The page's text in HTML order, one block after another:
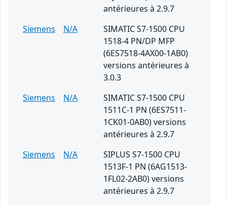
antérieures à 2.9.7
Siemens
N/A
SIMATIC S7-1500 CPU
1518-4 PN/DP MFP
(6ES7518-4AX00-1AB0)
versions antérieures à
3.0.3
Siemens
N/A
SIMATIC S7-1500 CPU
1511C-1 PN (6ES7511-
1CK01-0AB0) versions
antérieures à 2.9.7
Siemens
N/A
SIPLUS S7-1500 CPU
1513F-1 PN (6AG1513-
1FL02-2AB0) versions
antérieures à 2.9.7